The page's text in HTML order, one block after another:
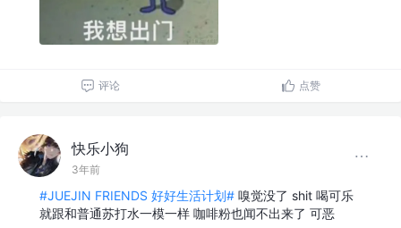
评论 点赞
快乐小狗
3年前
#JUEJIN FRIENDS 好好生活计划# 嗅觉没了 shit 喝可乐
就跟和普通苏打水一模一样 咖啡粉也闻不出来了 可恶